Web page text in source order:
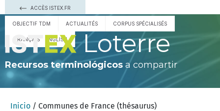
ACCÈS ISTEX.FR
OBJECTIF TDM ACTUALITÉS CORPUS SPÉCIALISÉS
FRANÇAIS ENGLISH Loterre
Recursos terminológicos a compartir
Inicio / Communes de France (thésaurus)